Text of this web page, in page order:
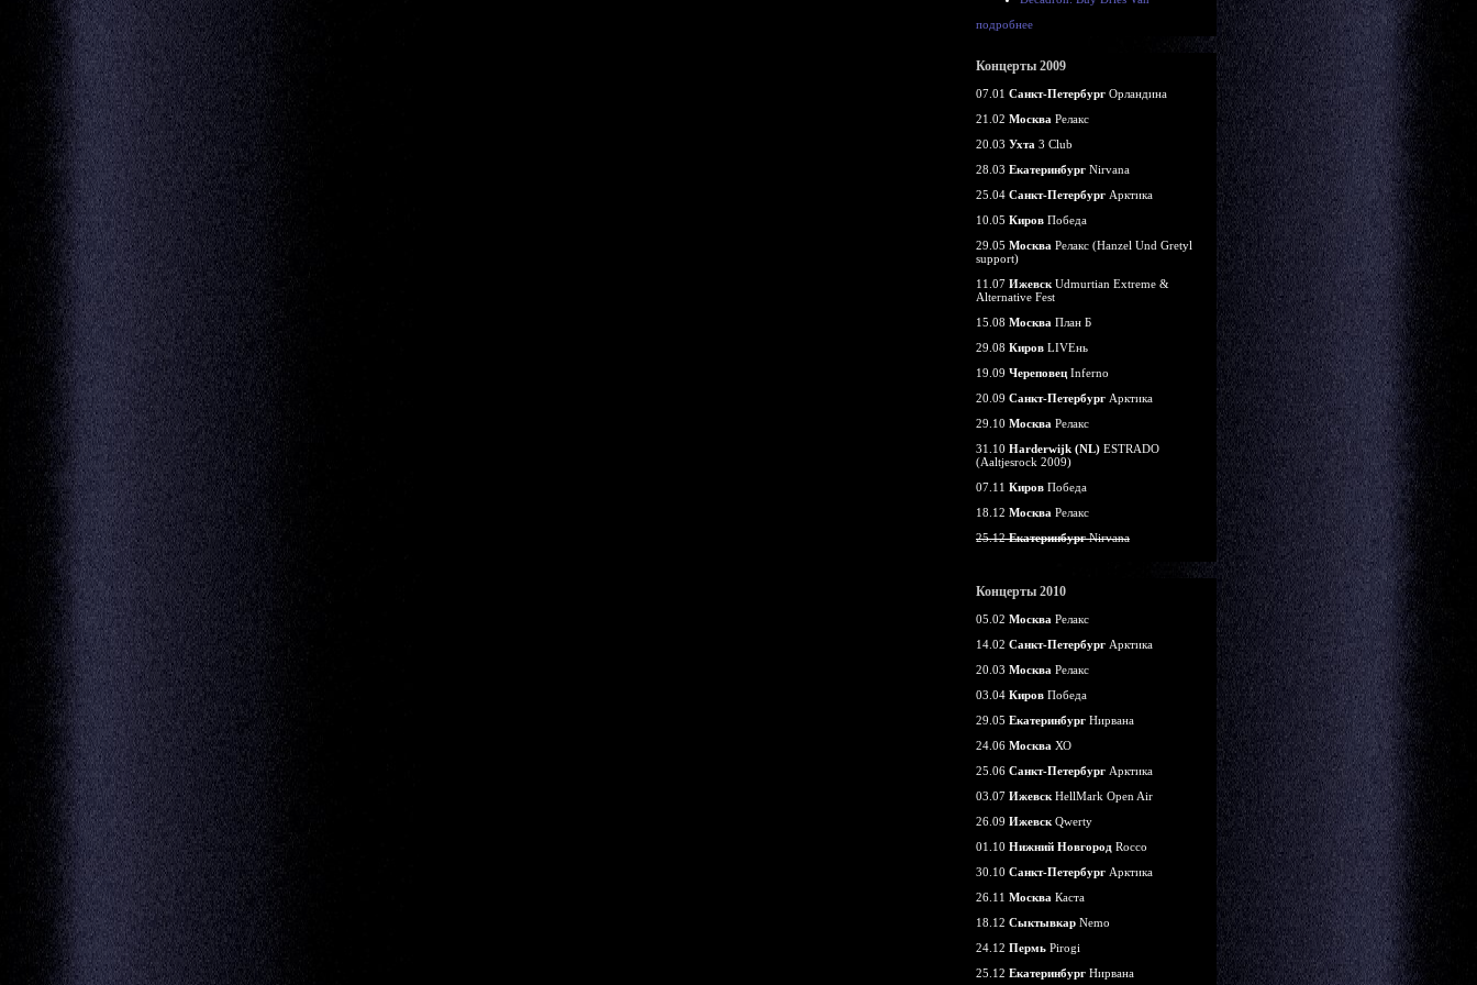
подробнее
Концерты 2009
07.01 Санкт-Петербург Орландина
21.02 Москва Релакс
20.03 Ухта 3 Club
28.03 Екатеринбург Nirvana
25.04 Санкт-Петербург Арктика
10.05 Киров Победа
29.05 Москва Релакс (Hanzel Und Gretyl
support)
11.07 Ижевск Udmurtian Extreme &
Alternative Fest
15.08 Москва План Б
29.08 Киров LIVEнь
19.09 Череповец Inferno
20.09 Санкт-Петербург Арктика
29.10 Москва Релакс
31.10 Harderwijk (NL) ESTRADO
(Aaltjesrock 2009)
07.11 Киров Победа
18.12 Москва Релакс
25.12ЕкатеринбургNirvana
Концерты 2010
05.02 Москва Релакс
14.02 Санкт-Петербург Арктика
20.03 Москва Релакс
03.04 Киров Победа
29.05 Екатеринбург Нирвана
24.06 Москва ХО
25.06 Санкт-Петербург Арктика
03.07 Ижевск HellMark Open Air
26.09 Ижевск Qwerty
01.10 Нижний Новгород Rocco
30.10 Санкт-Петербург Арктика
26.11 Москва Каста
18.12 Сыктывкар Nemo
24.12 Пермь Pirogi
25.12 Екатеринбург Нирвана